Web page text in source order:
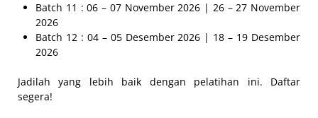
Batch 11 : 06 – 07 November 2026 | 26 – 27 November
2026
Batch 12 : 04 – 05 Desember 2026 | 18 – 19 Desember
2026
Jadilah yang lebih baik dengan pelatihan ini. Daftar
segera!